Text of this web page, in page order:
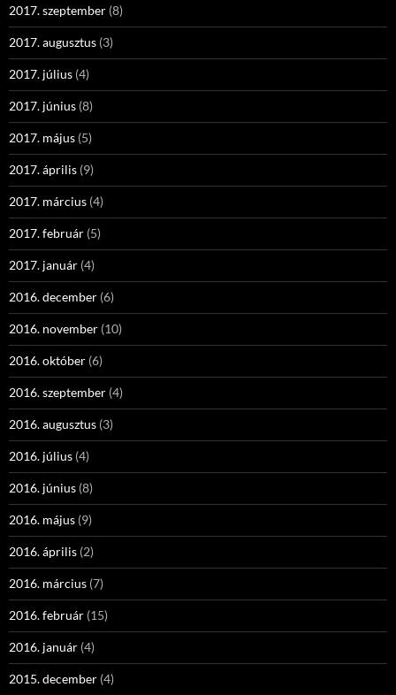
2017. szeptember (8)
2017. augusztus (3)
2017. július (4)
2017. június (8)
2017. május (5)
2017. április (9)
2017. március (4)
2017. február (5)
2017. január (4)
2016. december (6)
2016. november (10)
2016. október (6)
2016. szeptember (4)
2016. augusztus (3)
2016. július (4)
2016. június (8)
2016. május (9)
2016. április (2)
2016. március (7)
2016. február (15)
2016. január (4)
2015. december (4)